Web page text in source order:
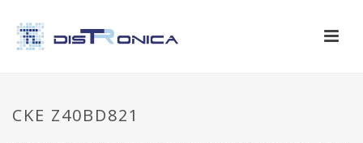
CKE Z40BD821